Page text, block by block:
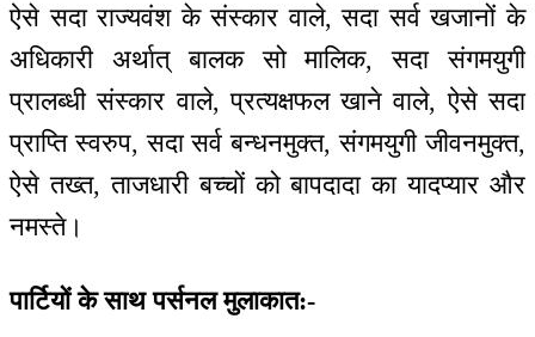
ऐसे सदा राज्यवंश के संस्कार वाले, सदा सर्व खजानों के
अधिकारी अर्थात् बालक सो मालिक, सदा संगमयुगी
प्रालब्धी संस्कार वाले, प्रत्यक्षफल खाने वाले, ऐसे सदा
प्राप्ति स्वरुप, सदा सर्व बन्धनमुक्त, संगमयुगी जीवनमुक्त,
ऐसे तख्त, ताजधारी बच्चों को बापदादा का यादप्यार और
नमस्ते।
पार्टियों के साथ पर्सनल मुलाकात:-